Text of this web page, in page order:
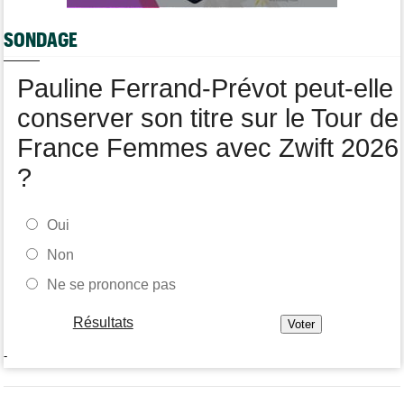
Émilien Jacquelin va faire ses grands débuts en compétition le
SONDAGE
Pauline Ferrand-Prévot peut-elle
conserver son titre sur le Tour de
France Femmes avec Zwift 2026
?
Oui
Non
Ne se prononce pas
Résultats
-